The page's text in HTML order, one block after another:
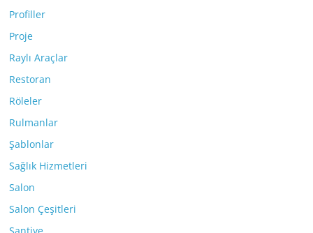
Profiller
Proje
Raylı Araçlar
Restoran
Röleler
Rulmanlar
Şablonlar
Sağlık Hizmetleri
Salon
Salon Çeşitleri